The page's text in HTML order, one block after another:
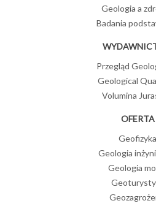
Geologia a
Badania
Przegląd
Geological
Volumina
OFERTA
Geofizyka
Geologia
Geologia